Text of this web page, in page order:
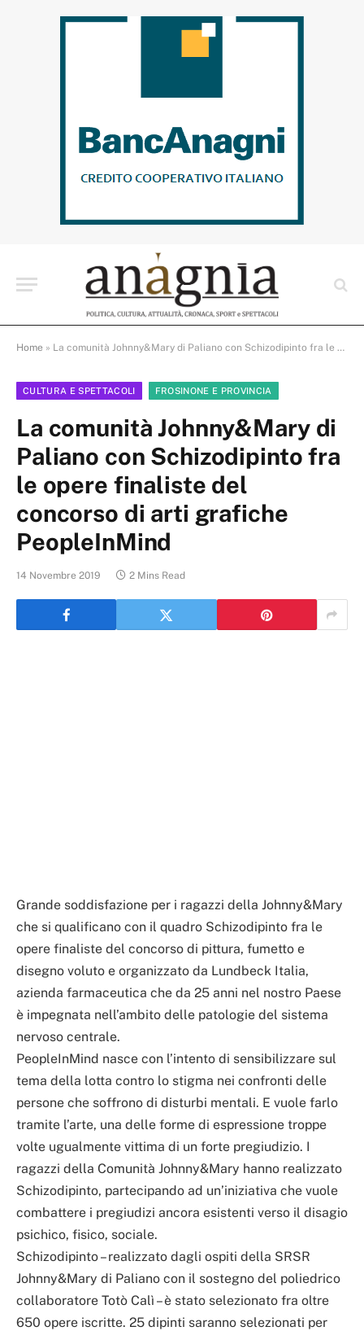
Home » La comunità Johnny&Mary di Paliano con Schizodipinto fra le opere finaliste del concorso di arti grafiche PeopleInMind
CULTURA E SPETTACOLI FROSINONE E PROVINCIA
La comunità Johnny&Mary di
Paliano con Schizodipinto fra
le opere finaliste del
concorso di arti grafiche
PeopleInMind
14 Novembre 2019 2 Mins Read
Grande soddisfazione per i ragazzi della Johnny&Mary
che si qualificano con il quadro Schizodipinto fra le
opere finaliste del concorso di pittura, fumetto e
disegno voluto e organizzato da Lundbeck Italia,
azienda farmaceutica che da 25 anni nel nostro Paese
è impegnata nell’ambito delle patologie del sistema
nervoso centrale.
PeopleInMind nasce con l’intento di sensibilizzare sul
tema della lotta contro lo stigma nei confronti delle
persone che soffrono di disturbi mentali. E vuole farlo
tramite l’arte, una delle forme di espressione troppe
volte ugualmente vittima di un forte pregiudizio. I
ragazzi della Comunità Johnny&Mary hanno realizzato
Schizodipinto, partecipando ad un’iniziativa che vuole
combattere i pregiudizi ancora esistenti verso il disagio
psichico, fisico, sociale.
Schizodipinto – realizzato dagli ospiti della SRSR
Johnny&Mary di Paliano con il sostegno del poliedrico
collaboratore Totò Calì – è stato selezionato fra oltre
650 opere iscritte. 25 dipinti saranno selezionati per